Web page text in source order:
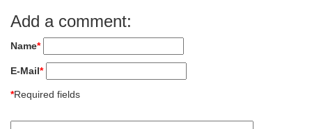
Add a comment:
Name*
E-Mail*
*Required fields